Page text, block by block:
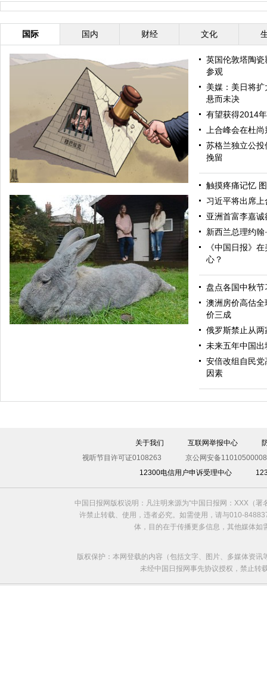
国际 国内 财经 文化
中国日报漫画：解救
英国巨兔重达6公斤身长近1米 身材秒杀宠物狗
英国伦敦塔陶
参观
美媒：美日将
悬而未决
有望获得2014
上合峰会在杜
苏格兰独立公
挽留
触摸疼痛记忆
习近平将出席
亚洲首富李嘉
新西兰总理约翰
《中国日报》
心？
盘点各国中秋节
澳洲房价高估
价三成
俄罗斯禁止从
未来五年中国
安倍改组自民
因素
关于我们 互联网举报中心
视听节目许可证0108263
京公网安备
12300电信用户申诉受理中心
中国日报网版权说明：凡注明来源为“中国日报网：XXX（
许禁止转载、使用，违者必究。如需使用，请与010-
体，目的在于传播更多信息，其他媒体
版权保护：本网登载的内容（包括文字、图片、多媒体资
未经中国日报网事先协议授权，禁止转